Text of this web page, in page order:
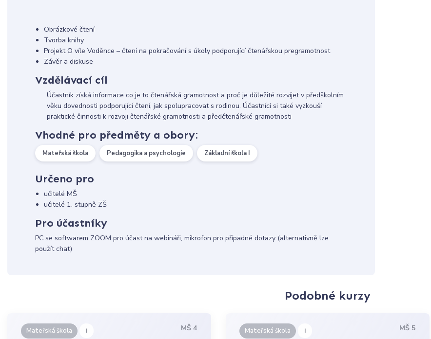
Obrázkové čtení
Tvorba knihy
Projekt O víle Voděnce – čtení na pokračování s úkoly podporující čtenářskou pregramotnost
Závěr a diskuse
Vzdělávací cíl
Účastník získá informace co je to čtenářská gramotnost a proč je důležité rozvíjet v předškolním
věku dovednosti podporující čtení, jak spolupracovat s rodinou. Účastníci si také vyzkouší
praktické činnosti k rozvoji čtenářské gramotnosti a předčtenářské gramotnosti
Vhodné pro předměty a obory:
Mateřská škola Pedagogika a psychologie Základní škola I
Určeno pro
učitelé MŠ
učitelé 1. stupně ZŠ
Pro účastníky
PC se softwarem ZOOM pro účast na webináři, mikrofon pro případné dotazy (alternativně lze
použít chat)
Podobné kurzy
Mateřská škola i MŠ 4 Mateřská škola i MŠ 5